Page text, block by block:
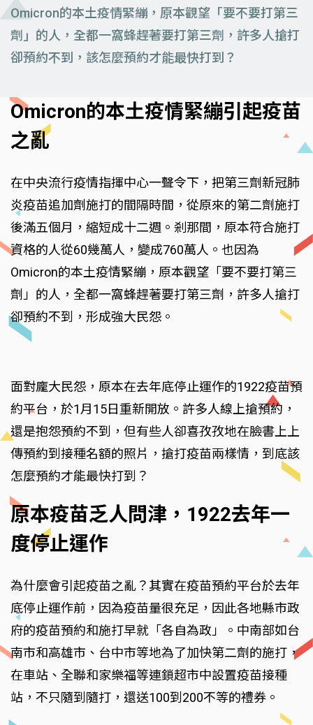
Omicron的本土疫情緊繃，原本觀望「要不要打第三
劑」的人，全都一窩蜂趕著要打第三劑，許多人搶打
卻預約不到，該怎麼預約才能最快打到？
Omicron的本土疫情緊繃引起疫苗
之亂
在中央流行疫情指揮中心一聲令下，把第三劑新冠肺
炎疫苗追加劑施打的間隔時間，從原來的第二劑施打
後滿五個月，縮短成十二週。剎那間，原本符合施打
資格的人從60幾萬人，變成760萬人。也因為
Omicron的本土疫情緊繃，原本觀望「要不要打第三
劑」的人，全都一窩蜂趕著要打第三劑，許多人搶打
卻預約不到，形成強大民怨。
面對龐大民怨，原本在去年底停止運作的1922疫苗預
約平台，於1月15日重新開放。許多人線上搶預約，
還是抱怨預約不到，但有些人卻喜孜孜地在臉書上上
傳預約到接種名額的照片，搶打疫苗兩樣情，到底該
怎麼預約才能最快打到？
原本疫苗乏人問津，1922去年一
度停止運作
為什麼會引起疫苗之亂？其實在疫苗預約平台於去年
底停止運作前，因為疫苗量很充足，因此各地縣市政
府的疫苗預約和施打早就「各自為政」。中南部如台
南市和高雄市、台中市等地為了加快第二劑的施打，
在車站、全聯和家樂福等連鎖超市中設置疫苗接種
站，不只隨到隨打，還送100到200不等的禮券。